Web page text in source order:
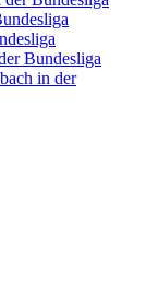
Bundesliga
in der